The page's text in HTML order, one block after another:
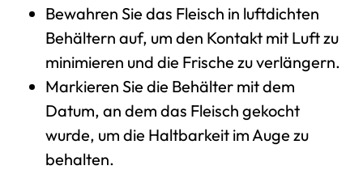
Bewahren Sie das Fleisch in luftdichten
Behältern auf, um den Kontakt mit Luft zu
minimieren und die Frische zu verlängern.
Markieren Sie die Behälter mit dem
Datum, an dem das Fleisch gekocht
wurde, um die Haltbarkeit im Auge zu
behalten.